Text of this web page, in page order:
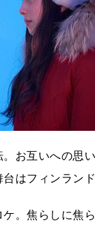
お互いへの思
はフィンラン
。焦らしに焦